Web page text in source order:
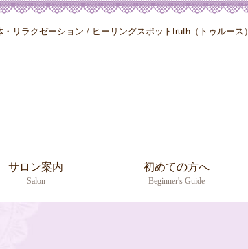
リラクゼーション / ヒーリングスポットtruth（トゥルース）
サロン案内
Salon
初めての方へ
Beginner's Guide